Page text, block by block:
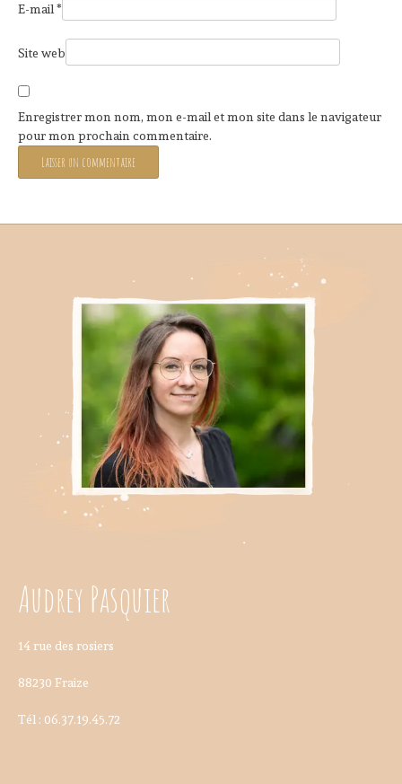
E-mail *
Site web
Enregistrer mon nom, mon e-mail et mon site dans le navigateur
pour mon prochain commentaire.
Audrey Pasquier
14 rue des rosiers
88230 Fraize
Tél : 06.37.19.45.72